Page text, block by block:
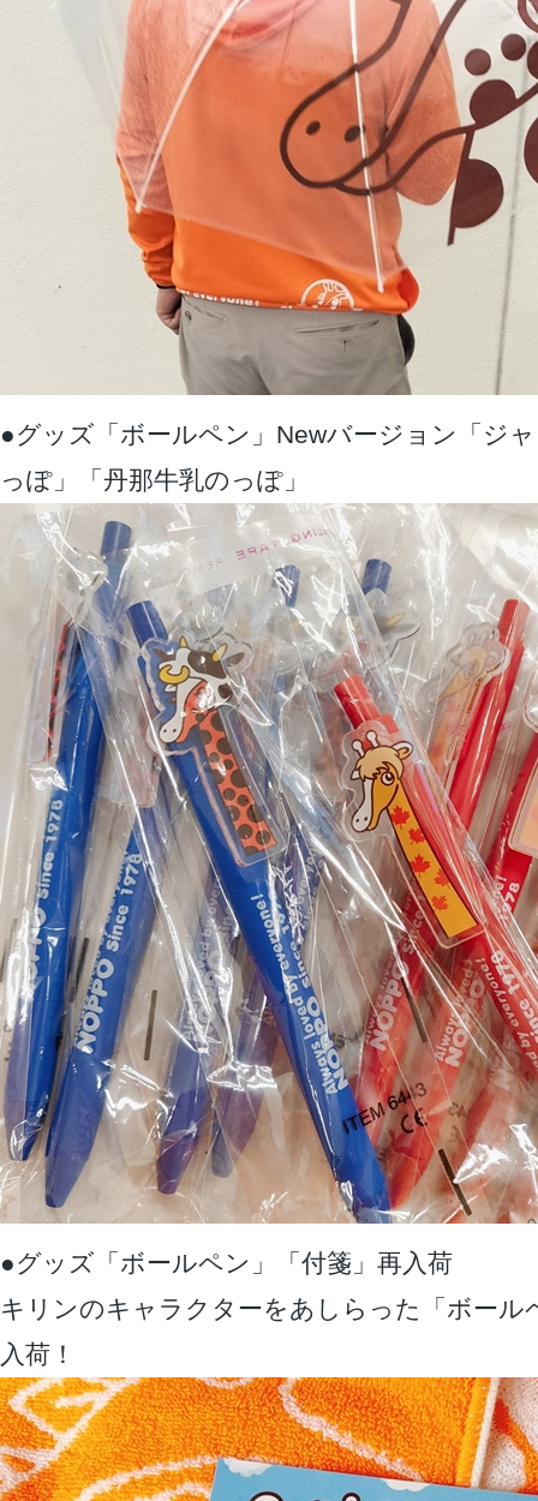
●グッズ「ボールペン」Newバージョン「ジ
っぽ」「丹那牛乳のっぽ」
●グッズ「ボールペン」「付箋」再入荷
キリンのキャラクターをあしらった「ボール
入荷！